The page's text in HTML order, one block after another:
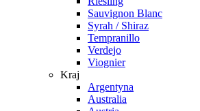
Sauvignon Blanc
Syrah / Shiraz
Tempranillo
Verdejo
Viognier
Kraj
Argentyna
Australia